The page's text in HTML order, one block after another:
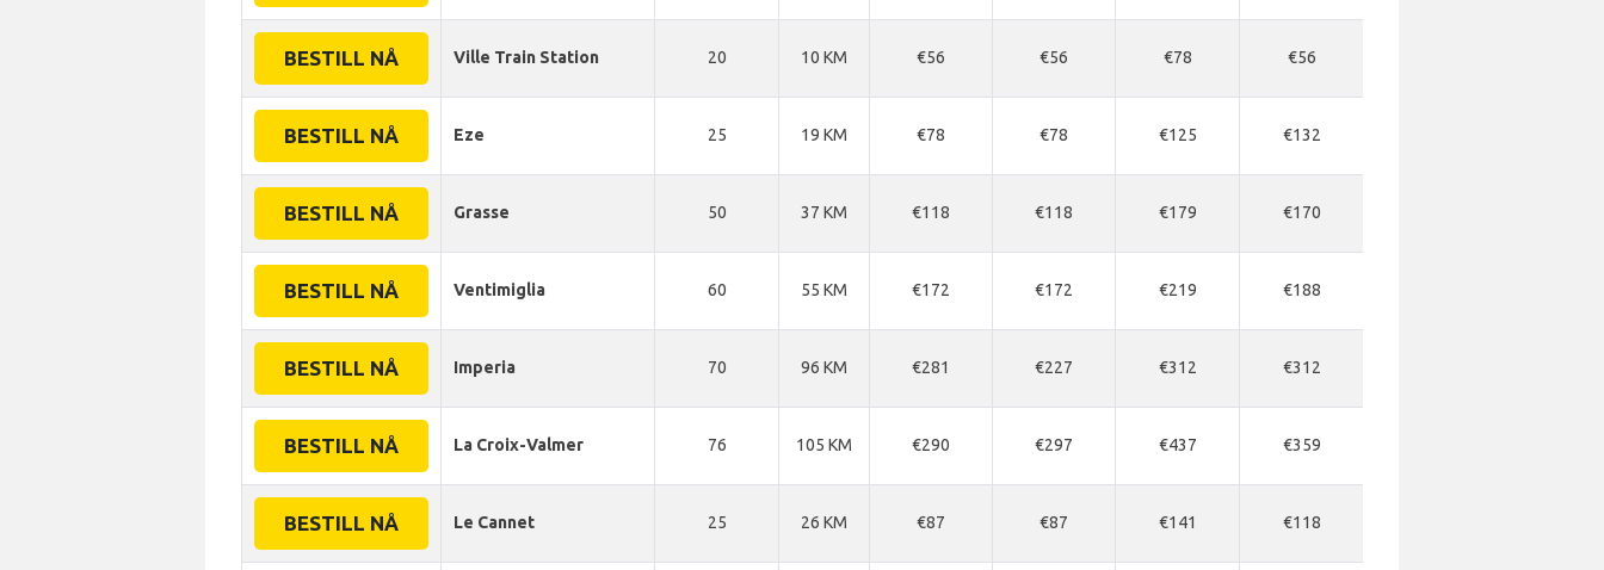
BESTILL NÅ Ville Train Station 20 10 KM €56 €56 €78 €56
BESTILL NÅ Eze 25 19 KM €78 €78 €125 €132
BESTILL NÅ Grasse 50 37 KM €118 €118 €179 €170
BESTILL NÅ Ventimiglia 60 55 KM €172 €172 €219 €188
BESTILL NÅ Imperia 70 96 KM €281 €227 €312 €312
BESTILL NÅ La Croix-Valmer 76 105 KM €290 €297 €437 €359
BESTILL NÅ Le Cannet 25 26 KM €87 €87 €141 €118